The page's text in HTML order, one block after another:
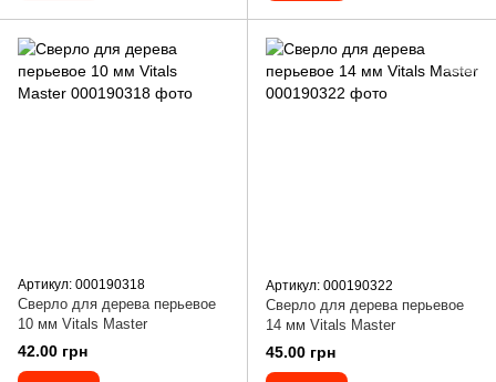
Артикул: 000190318
Сверло для дерева перьевое
10 мм Vitals Master
42.00 грн
Артикул: 000190322
Сверло для дерева перьевое
14 мм Vitals Master
45.00 грн